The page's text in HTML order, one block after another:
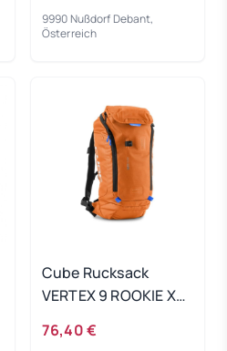
9990 Nußdorf Debant,
Österreich
Cube Rucksack
VERTEX 9 ROOKIE X
76,40 €